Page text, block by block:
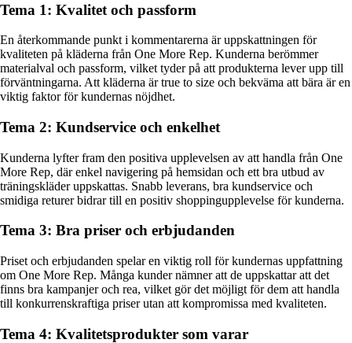
Tema 1: Kvalitet och passform
En återkommande punkt i kommentarerna är uppskattningen för
kvaliteten på kläderna från One More Rep. Kunderna berömmer
materialval och passform, vilket tyder på att produkterna lever upp till
förväntningarna. Att kläderna är true to size och bekväma att bära är en
viktig faktor för kundernas nöjdhet.
Tema 2: Kundservice och enkelhet
Kunderna lyfter fram den positiva upplevelsen av att handla från One
More Rep, där enkel navigering på hemsidan och ett bra utbud av
träningskläder uppskattas. Snabb leverans, bra kundservice och
smidiga returer bidrar till en positiv shoppingupplevelse för kunderna.
Tema 3: Bra priser och erbjudanden
Priset och erbjudanden spelar en viktig roll för kundernas uppfattning
om One More Rep. Många kunder nämner att de uppskattar att det
finns bra kampanjer och rea, vilket gör det möjligt för dem att handla
till konkurrenskraftiga priser utan att kompromissa med kvaliteten.
Tema 4: Kvalitetsprodukter som varar